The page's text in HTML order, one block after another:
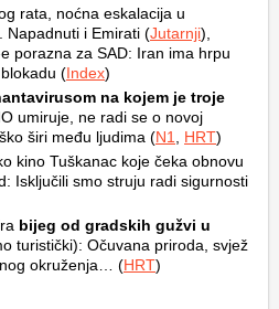
rata, noćna eskalacija u
Napadnuti i Emirati (Jutarnji),
porazna za SAD: Iran ima hrpu
(Index)
na kojem je troje
umiruje, ne radi se o novoj
širi među ljudima (N1, HRT)
kino Tuškanac koje čeka obnovu
Isključili smo struju radi sigurnosti
bijeg od gradskih gužvi u
turistički): Očuvana priroda, svjež
okruženja… (HRT)